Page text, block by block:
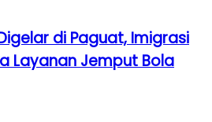
di Paguat, Imigrasi
Layanan Jemput Bola